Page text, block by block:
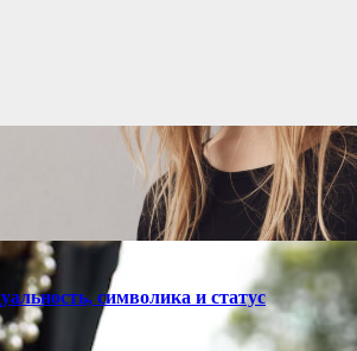
символика и статус